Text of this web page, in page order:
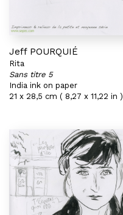
Jeff POURQUIÉ
Rita
Sans titre 5
India ink on paper
21 x 28,5 cm ( 8,27 x 11,22 in )